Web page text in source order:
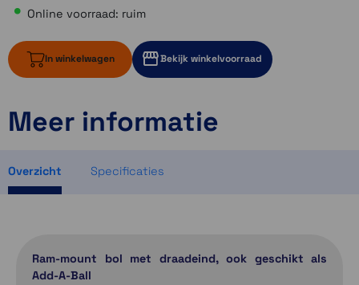
Online voorraad: ruim
In winkelwagen Bekijk winkelvoorraad
ruim op voorraad
2 op voorraad
Meer informatie
Overzicht Specificaties
Ram-mount bol met draadeind, ook geschikt als
Add-A-Ball